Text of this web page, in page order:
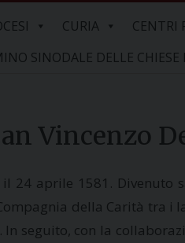
CURIA CENTRI
SINODALE DELLE
Vincenzo
il 24 aprile 1581.
della Carità tra
seguito, con la